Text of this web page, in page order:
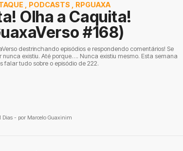
PODCASTS RPGUAXA
Olha a Caquita!
#168)
destrinchando episódios e respondendo comentários! Se
nunca existiu. Até porque…. Nunca existiu mesmo. Esta semana
falar tudo sobre o episódio de 222.
Dias - por Marcelo Guaxinim